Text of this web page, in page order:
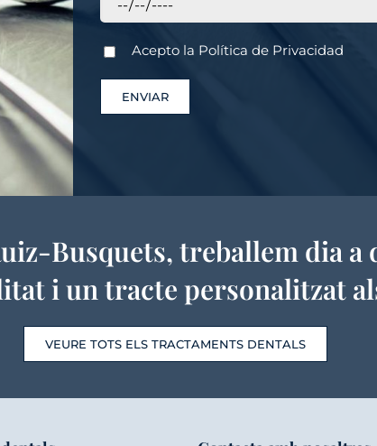
Acepto la Política de Privacidad
Busquets, treballem dia
i un tracte personalitzat
VEURE TOTS ELS TRACTAMENTS DENTALS